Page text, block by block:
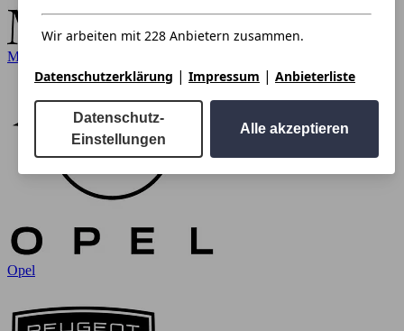
Mercedes-Benz
Opel
Wir arbeiten mit 228 Anbietern zusammen.
Datenschutzerklärung | Impressum | Anbieterliste
Datenschutz-
Einstellungen
Alle akzeptieren